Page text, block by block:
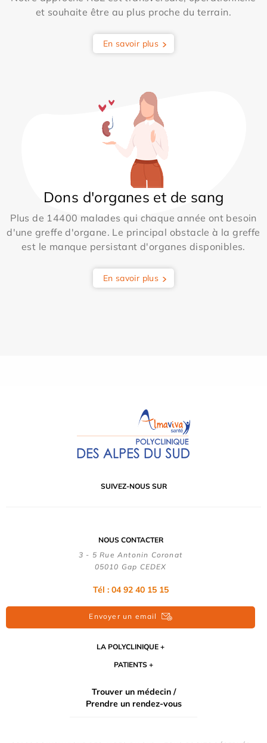
et souhaite être au plus proche du terrain.
En savoir plus
Dons d'organes et de sang
Plus de 14400 malades qui chaque année ont besoin
d'une greffe d'organe. Le principal obstacle à la greffe
est le manque persistant d'organes disponibles.
En savoir plus
SUIVEZ-NOUS SUR
NOUS CONTACTER
3 - 5 Rue Antonin Coronat
05010 Gap CEDEX
Tél : 04 92 40 15 15
Envoyer un email
LA POLYCLINIQUE
PATIENTS
Trouver un médecin /
Prendre un rendez-vous